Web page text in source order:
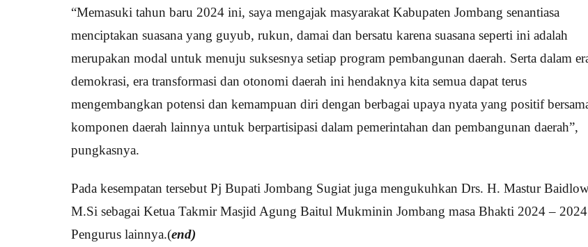
“Memasuki tahun baru 2024 ini, saya mengajak masyarakat Kabupaten Jombang senantiasa
menciptakan suasana yang guyub, rukun, damai dan bersatu karena suasana seperti ini adalah
merupakan modal untuk menuju suksesnya setiap program pembangunan daerah. Serta dalam
demokrasi, era transformasi dan otonomi daerah ini hendaknya kita semua dapat terus
mengembangkan potensi dan kemampuan diri dengan berbagai upaya nyata yang positif
komponen daerah lainnya untuk berpartisipasi dalam pemerintahan dan pembangunan daerah”,
pungkasnya.
Pada kesempatan tersebut Pj Bupati Jombang Sugiat juga mengukuhkan Drs. H. Mastur
M.Si sebagai Ketua Takmir Masjid Agung Baitul Mukminin Jombang masa Bhakti 2024 –
Pengurus lainnya.(end)